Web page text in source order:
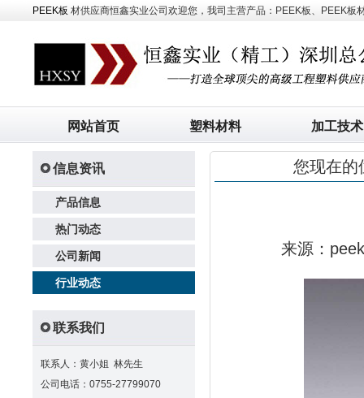
PEEK板 材供应商恒鑫实业公司欢迎您，我司主营产品：PEEK板、PEEK板
网站首页 塑料材料 加工技术
信息资讯
产品信息
热门动态
公司新闻
行业动态
联系我们
联系人：黄小姐 林先生
公司电话：0755-27799070
您现在的
来源：